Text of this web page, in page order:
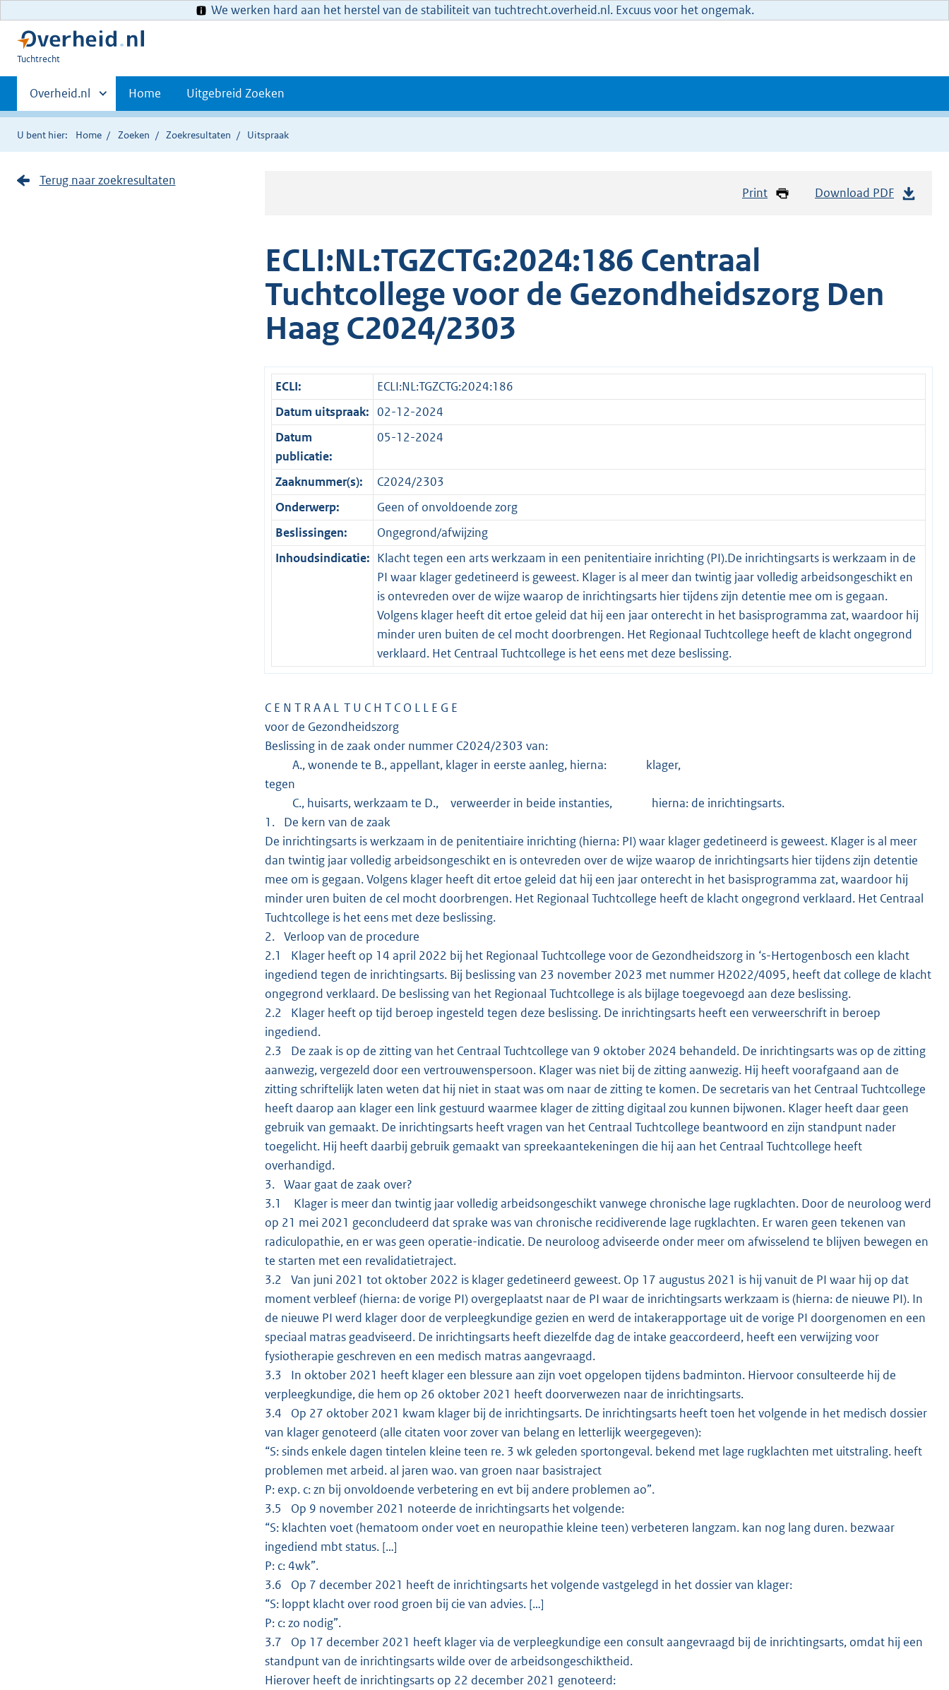
We werken hard aan het herstel van de stabiliteit van tuchtrecht.overheid.nl. Excuus voor het ongemak.
U
hier:
Tuchtrecht
Primaire
navigatie
Andere
sites
binnen
Overheid.nl Home Uitgebreid Zoeken
U bent hier: Home Zoeken Zoekresultaten Uitspraak
Print Download PDF
ECLI:NL:TGZCTG:2024:186 Centraal
Tuchtcollege voor de Gezondheidszorg Den
Haag C2024/2303
ECLI:
ECLI:NL:TGZCTG:2024:186
Datum uitspraak: 02-12-2024
Datum
publicatie:
05-12-2024
Zaaknummer(s):
C2024/2303
Onderwerp:
Geen of onvoldoende zorg
Beslissingen:
Ongegrond/afwijzing
Inhoudsindicatie: Klacht tegen een arts werkzaam in een penitentiaire inrichting (PI).De inrichtingsarts is werkzaam in de
PI waar klager gedetineerd is geweest. Klager is al meer dan twintig jaar volledig arbeidsongeschikt en
is ontevreden over de wijze waarop de inrichtingsarts hier tijdens zijn detentie mee om is gegaan.
Volgens klager heeft dit ertoe geleid dat hij een jaar onterecht in het basisprogramma zat, waardoor hij
minder uren buiten de cel mocht doorbrengen. Het Regionaal Tuchtcollege heeft de klacht ongegrond
verklaard. Het Centraal Tuchtcollege is het eens met deze beslissing.
C E N T R A A L T U C H T C O L L E G E
voor de Gezondheidszorg
Beslissing in de zaak onder nummer C2024/2303 van:
A., wonende te B., appellant, klager in eerste aanleg, hierna: klager,
tegen
C., huisarts, werkzaam te D., verweerder in beide instanties, hierna: de inrichtingsarts.
1. De kern van de zaak
De inrichtingsarts is werkzaam in de penitentiaire inrichting (hierna: PI) waar klager gedetineerd is geweest. Klager is al meer
dan twintig jaar volledig arbeidsongeschikt en is ontevreden over de wijze waarop de inrichtingsarts hier tijdens zijn detentie
mee om is gegaan. Volgens klager heeft dit ertoe geleid dat hij een jaar onterecht in het basisprogramma zat, waardoor hij
minder uren buiten de cel mocht doorbrengen. Het Regionaal Tuchtcollege heeft de klacht ongegrond verklaard. Het Centraal
Tuchtcollege is het eens met deze beslissing.
2. Verloop van de procedure
2.1 Klager heeft op 14 april 2022 bij het Regionaal Tuchtcollege voor de Gezondheidszorg in ‘s-Hertogenbosch een klacht
ingediend tegen de inrichtingsarts. Bij beslissing van 23 november 2023 met nummer H2022/4095, heeft dat college de klacht
ongegrond verklaard. De beslissing van het Regionaal Tuchtcollege is als bijlage toegevoegd aan deze beslissing.
2.2 Klager heeft op tijd beroep ingesteld tegen deze beslissing. De inrichtingsarts heeft een verweerschrift in beroep
ingediend.
2.3 De zaak is op de zitting van het Centraal Tuchtcollege van 9 oktober 2024 behandeld. De inrichtingsarts was op de zitting
aanwezig, vergezeld door een vertrouwenspersoon. Klager was niet bij de zitting aanwezig. Hij heeft voorafgaand aan de
zitting schriftelijk laten weten dat hij niet in staat was om naar de zitting te komen. De secretaris van het Centraal Tuchtcollege
heeft daarop aan klager een link gestuurd waarmee klager de zitting digitaal zou kunnen bijwonen. Klager heeft daar geen
gebruik van gemaakt. De inrichtingsarts heeft vragen van het Centraal Tuchtcollege beantwoord en zijn standpunt nader
toegelicht. Hij heeft daarbij gebruik gemaakt van spreekaantekeningen die hij aan het Centraal Tuchtcollege heeft
overhandigd.
3. Waar gaat de zaak over?
3.1 Klager is meer dan twintig jaar volledig arbeidsongeschikt vanwege chronische lage rugklachten. Door de neuroloog werd
op 21 mei 2021 geconcludeerd dat sprake was van chronische recidiverende lage rugklachten. Er waren geen tekenen van
radiculopathie, en er was geen operatie-indicatie. De neuroloog adviseerde onder meer om afwisselend te blijven bewegen en
te starten met een revalidatietraject.
3.2 Van juni 2021 tot oktober 2022 is klager gedetineerd geweest. Op 17 augustus 2021 is hij vanuit de PI waar hij op dat
moment verbleef (hierna: de vorige PI) overgeplaatst naar de PI waar de inrichtingsarts werkzaam is (hierna: de nieuwe PI). In
de nieuwe PI werd klager door de verpleegkundige gezien en werd de intakerapportage uit de vorige PI doorgenomen en een
speciaal matras geadviseerd. De inrichtingsarts heeft diezelfde dag de intake geaccordeerd, heeft een verwijzing voor
fysiotherapie geschreven en een medisch matras aangevraagd.
3.3 In oktober 2021 heeft klager een blessure aan zijn voet opgelopen tijdens badminton. Hiervoor consulteerde hij de
verpleegkundige, die hem op 26 oktober 2021 heeft doorverwezen naar de inrichtingsarts.
3.4 Op 27 oktober 2021 kwam klager bij de inrichtingsarts. De inrichtingsarts heeft toen het volgende in het medisch dossier
van klager genoteerd (alle citaten voor zover van belang en letterlijk weergegeven):
“S: sinds enkele dagen tintelen kleine teen re. 3 wk geleden sportongeval. bekend met lage rugklachten met uitstraling. heeft
problemen met arbeid. al jaren wao. van groen naar basistraject
P: exp. c: zn bij onvoldoende verbetering en evt bij andere problemen ao”.
3.5 Op 9 november 2021 noteerde de inrichtingsarts het volgende:
“S: klachten voet (hematoom onder voet en neuropathie kleine teen) verbeteren langzam. kan nog lang duren. bezwaar
ingediend mbt status. […]
P: c: 4wk”.
3.6 Op 7 december 2021 heeft de inrichtingsarts het volgende vastgelegd in het dossier van klager:
“S: loppt klacht over rood groen bij cie van advies. […]
P: c: zo nodig”.
3.7 Op 17 december 2021 heeft klager via de verpleegkundige een consult aangevraagd bij de inrichtingsarts, omdat hij een
standpunt van de inrichtingsarts wilde over de arbeidsongeschiktheid.
Hierover heeft de inrichtingsarts op 22 december 2021 genoteerd:
Terug naar zoekresultaten